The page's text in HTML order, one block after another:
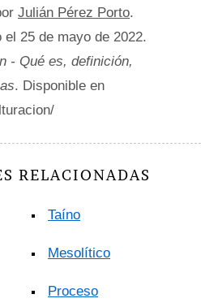
Julián Pérez Porto.
el 25 de mayo de 2022.
- Qué es, definición,
. Disponible en
RELACIONADAS
Taíno
Mesolítico
Proceso